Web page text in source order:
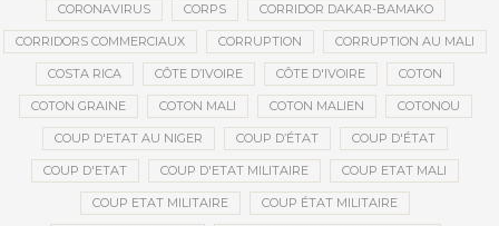
CORONAVIRUS CORPS CORRIDOR DAKAR-BAMAKO
CORRIDORS COMMERCIAUX CORRUPTION CORRUPTION AU MALI
COSTA RICA CÔTE D’IVOIRE CÔTE D'IVOIRE COTON
COTON GRAINE COTON MALI COTON MALIEN COTONOU
COUP D'ETAT AU NIGER COUP D’ÉTAT COUP D'ÉTAT
COUP D'ETAT COUP D'ETAT MILITAIRE COUP ETAT MALI
COUP ETAT MILITAIRE COUP ÉTAT MILITAIRE